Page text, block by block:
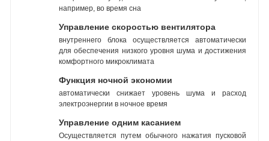
например, во время сна
Управление скоростью вентилятора
внутреннего блока осуществляется автоматически
для обеспечения низкого уровня шума и достижения
комфортного микроклимата
Функция ночной экономии
автоматически снижает уровень шума и расход
электроэнергии в ночное время
Управление одним касанием
Осуществляется путем обычного нажатия пусковой